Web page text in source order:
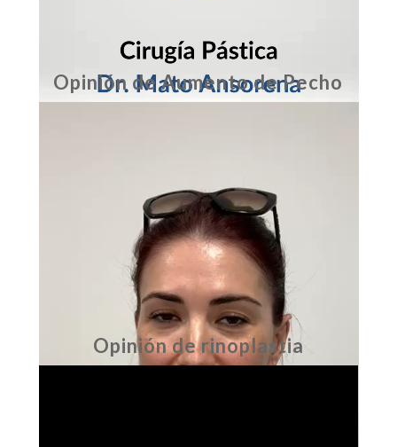
Opinión de Aumento de Pecho
Opinión de rinoplastia